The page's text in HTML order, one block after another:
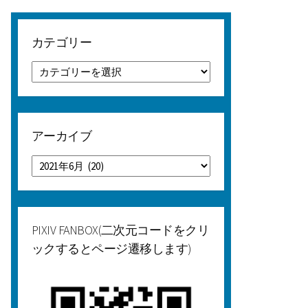
カテゴリー
カ
テ
ゴ
リ
アーカイブ
ア
ー
カ
イ
PIXIV FANBOX(二次元コードをクリ
ックするとページ遷移します)